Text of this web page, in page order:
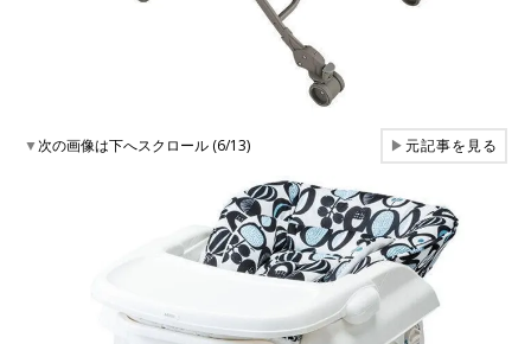
▼次の画像は下へスクロール (6/13) ▶元記事を見る